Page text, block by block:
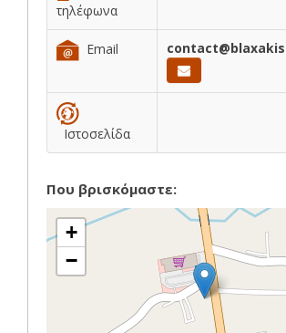
τηλέφωνα
Email
Ιστοσελίδα
Που βρισκόμαστε:
+
−